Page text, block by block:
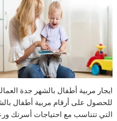
ايجار مربية أطفال بالشهر جدة
للحصول على أرقام مربية أطفال
التي تتناسب مع احتياجات أسرتك